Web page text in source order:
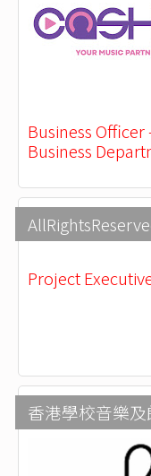
Business
Business
Project
香港學校音樂